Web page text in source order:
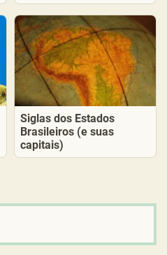
Siglas dos Estados
Brasileiros (e suas
capitais)